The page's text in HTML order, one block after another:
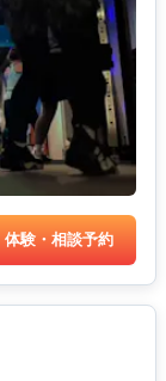
体験・相談予約